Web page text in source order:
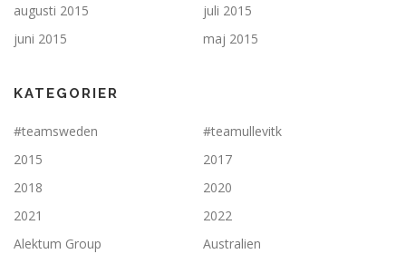
augusti 2015
juli 2015
juni 2015
maj 2015
KATEGORIER
#teamsweden
#teamullevitk
2015
2017
2018
2020
2021
2022
Alektum Group
Australien